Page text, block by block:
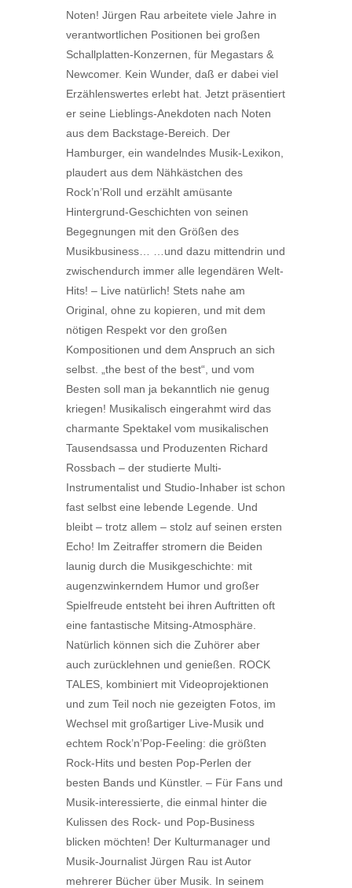
Noten! Jürgen Rau arbeitete viele Jahre in
verantwortlichen Positionen bei großen
Schallplatten-Konzernen, für Megastars &
Newcomer. Kein Wunder, daß er dabei viel
Erzählenswertes erlebt hat. Jetzt präsentiert
er seine Lieblings-Anekdoten nach Noten
aus dem Backstage-Bereich. Der
Hamburger, ein wandelndes Musik-Lexikon,
plaudert aus dem Nähkästchen des
Rock’n’Roll und erzählt amüsante
Hintergrund-Geschichten von seinen
Begegnungen mit den Größen des
Musikbusiness… …und dazu mittendrin und
zwischendurch immer alle legendären Welt-
Hits! – Live natürlich! Stets nahe am
Original, ohne zu kopieren, und mit dem
nötigen Respekt vor den großen
Kompositionen und dem Anspruch an sich
selbst. „the best of the best“, und vom
Besten soll man ja bekanntlich nie genug
kriegen! Musikalisch eingerahmt wird das
charmante Spektakel vom musikalischen
Tausendsassa und Produzenten Richard
Rossbach – der studierte Multi-
Instrumentalist und Studio-Inhaber ist schon
fast selbst eine lebende Legende. Und
bleibt – trotz allem – stolz auf seinen ersten
Echo! Im Zeitraffer stromern die Beiden
launig durch die Musikgeschichte: mit
augenzwinkerndem Humor und großer
Spielfreude entsteht bei ihren Auftritten oft
eine fantastische Mitsing-Atmosphäre.
Natürlich können sich die Zuhörer aber
auch zurücklehnen und genießen. ROCK
TALES, kombiniert mit Videoprojektionen
und zum Teil noch nie gezeigten Fotos, im
Wechsel mit großartiger Live-Musik und
echtem Rock’n’Pop-Feeling: die größten
Rock-Hits und besten Pop-Perlen der
besten Bands und Künstler. – Für Fans und
Musik-interessierte, die einmal hinter die
Kulissen des Rock- und Pop-Business
blicken möchten! Der Kulturmanager und
Musik-Journalist Jürgen Rau ist Autor
mehrerer Bücher über Musik. In seinem